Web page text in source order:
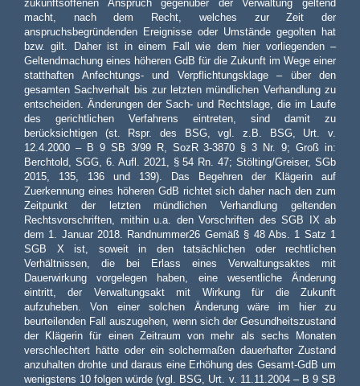
zukunftsoffenen Anspruch gegenüber der Verwaltung geltend
macht, nach dem Recht, welches zur Zeit der
anspruchsbegründenden Ereignisse oder Umstände gegolten hat
bzw. gilt. Daher ist in einem Fall wie dem hier vorliegenden –
Geltendmachung eines höheren GdB für die Zukunft im Wege einer
statthaften Anfechtungs- und Verpflichtungsklage – über den
gesamten Sachverhalt bis zur letzten mündlichen Verhandlung zu
entscheiden. Änderungen der Sach- und Rechtslage, die im Laufe
des gerichtlichen Verfahrens eintreten, sind damit zu
berücksichtigen (st. Rspr. des BSG, vgl. z.B. BSG, Urt. v.
12.4.2000 – B 9 SB 3/99 R, SozR 3-3870 § 3 Nr. 9; Groß in:
Berchtold, SGG, 6. Aufl. 2021, § 54 Rn. 47; Stölting/Greiser, SGb
2015, 135, 136 und 139). Das Begehren der Klägerin auf
Zuerkennung eines höheren GdB richtet sich daher nach den zum
Zeitpunkt der letzten mündlichen Verhandlung geltenden
Rechtsvorschriften, mithin u.a. den Vorschriften des SGB IX ab
dem 1. Januar 2018. Randnummer26 Gemäß § 48 Abs. 1 Satz 1
SGB X ist, soweit in den tatsächlichen oder rechtlichen
Verhältnissen, die bei Erlass eines Verwaltungsaktes mit
Dauerwirkung vorgelegen haben, eine wesentliche Änderung
eintritt, der Verwaltungsakt mit Wirkung für die Zukunft
aufzuheben. Von einer solchen Änderung wäre im hier zu
beurteilenden Fall auszugehen, wenn sich der Gesundheitszustand
der Klägerin für einen Zeitraum von mehr als sechs Monaten
verschlechtert hätte oder ein solchermaßen dauerhafter Zustand
anzuhalten drohte und daraus eine Erhöhung des Gesamt-GdB um
wenigstens 10 folgen würde (vgl. BSG, Urt. v. 11.11.2004 – B 9 SB